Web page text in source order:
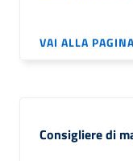
VAI ALLA PAGINA
Consigliere di